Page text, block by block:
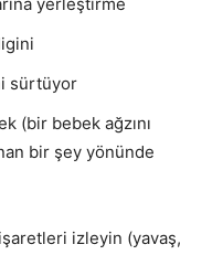
sürtüyor
(bir bebek ağzını
bir şey yönünde
izleyin (yavaş,